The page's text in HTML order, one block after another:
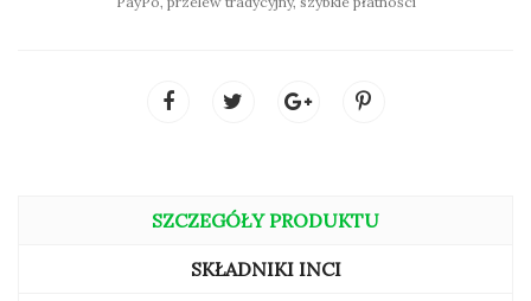
SZCZEGÓŁY PRODUKTU
SKŁADNIKI INCI